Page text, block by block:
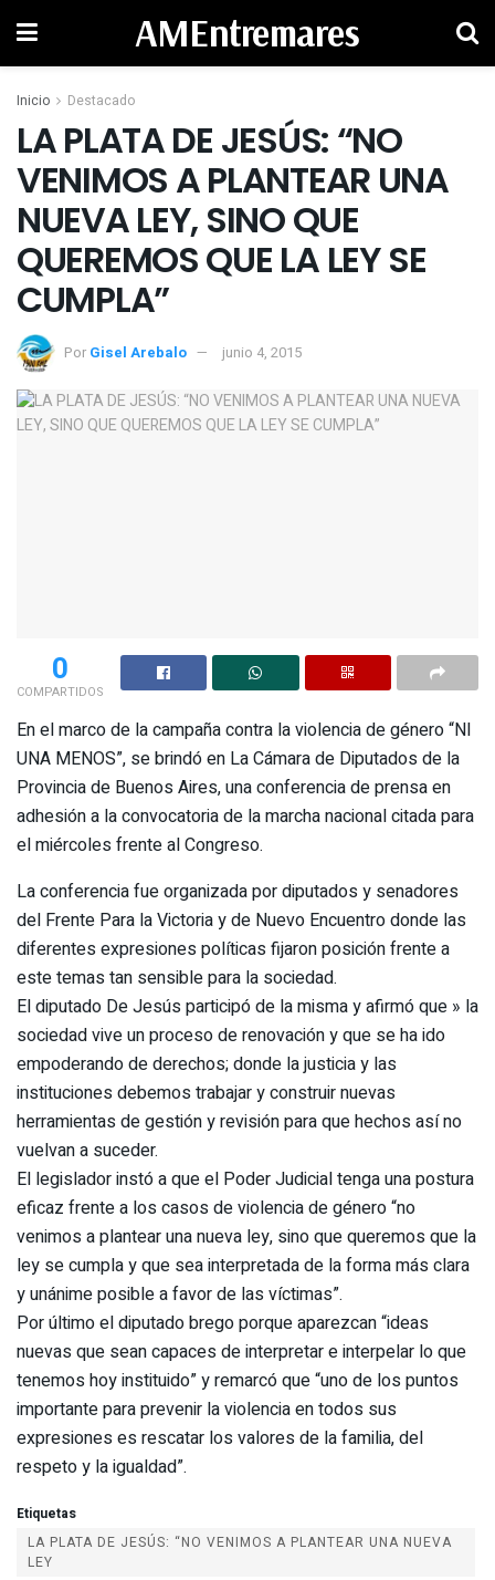
AMEntremares
Inicio Destacado
LA PLATA DE JESÚS: “NO
VENIMOS A PLANTEAR UNA
NUEVA LEY, SINO QUE
QUEREMOS QUE LA LEY SE
CUMPLA”
Por Gisel Arebalo junio 4, 2015
0
COMPARTIDOS
En el marco de la campaña contra la violencia de género “NI
UNA MENOS”, se brindó en La Cámara de Diputados de la
Provincia de Buenos Aires, una conferencia de prensa en
adhesión a la convocatoria de la marcha nacional citada para
el miércoles frente al Congreso.
La conferencia fue organizada por diputados y senadores
del Frente Para la Victoria y de Nuevo Encuentro donde las
diferentes expresiones políticas fijaron posición frente a
este temas tan sensible para la sociedad.
El diputado De Jesús participó de la misma y afirmó que » la
sociedad vive un proceso de renovación y que se ha ido
empoderando de derechos; donde la justicia y las
instituciones debemos trabajar y construir nuevas
herramientas de gestión y revisión para que hechos así no
vuelvan a suceder.
El legislador instó a que el Poder Judicial tenga una postura
eficaz frente a los casos de violencia de género “no
venimos a plantear una nueva ley, sino que queremos que la
ley se cumpla y que sea interpretada de la forma más clara
y unánime posible a favor de las víctimas”.
Por último el diputado brego porque aparezcan “ideas
nuevas que sean capaces de interpretar e interpelar lo que
tenemos hoy instituido” y remarcó que “uno de los puntos
importante para prevenir la violencia en todos sus
expresiones es rescatar los valores de la familia, del
respeto y la igualdad”.
Etiquetas
LA PLATA DE JESÚS: “NO VENIMOS A PLANTEAR UNA NUEVA
LEY